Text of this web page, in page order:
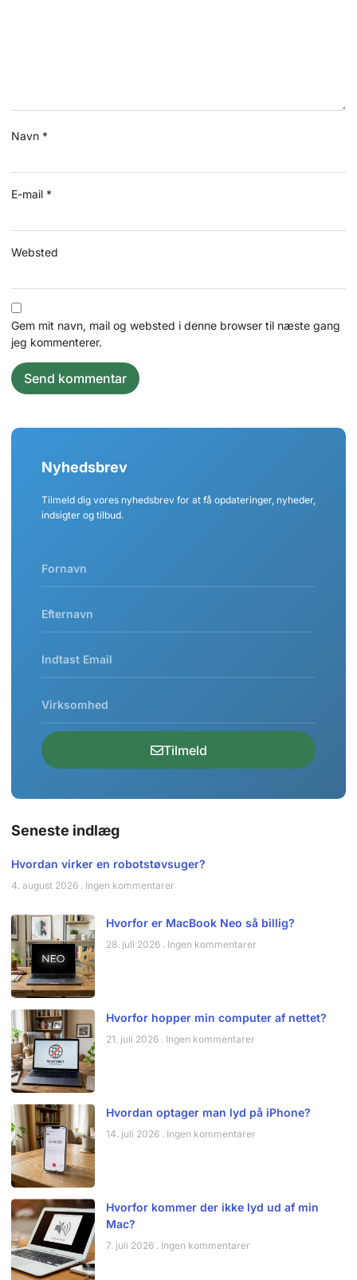
Navn *
E-mail *
Websted
Gem mit navn, mail og websted i denne browser til næste gang
jeg kommenterer.
Nyhedsbrev
Tilmeld dig vores nyhedsbrev for at få opdateringer, nyheder,
indsigter og tilbud.
Tilmeld
Seneste indlæg
Hvordan virker en robotstøvsuger?
4. august 2026 Ingen kommentarer
Hvorfor er MacBook Neo så billig?
28. juli 2026 Ingen kommentarer
Hvorfor hopper min computer af nettet?
21. juli 2026 Ingen kommentarer
Hvordan optager man lyd på iPhone?
14. juli 2026 Ingen kommentarer
Hvorfor kommer der ikke lyd ud af min
Mac?
7. juli 2026 Ingen kommentarer